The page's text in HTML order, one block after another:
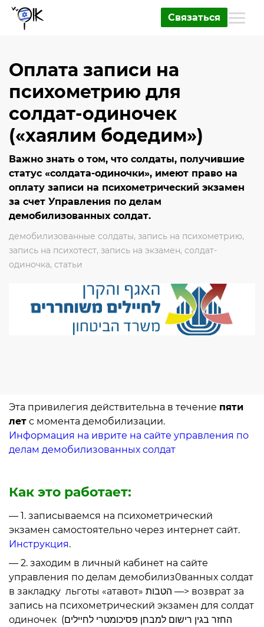
Связаться
Оплата записи на
психометрию для
солдат-одиночек
(«хаялим бодедим»)
Важно знать о том, что солдаты, получившие
статус «солдата-одиночки», имеют право на
оплату записи на психометрический экзамен
за счет Управления по делам
демобилизованных солдат.
демобилизованные солдаты, запись на психометрию,
запись на психотест, запись на экзамен, солдат-
одиночка, статьи
Эта привилегия действительна в течение пяти
лет с момента демобилизации.
Информация на иврите на сайте управления по
делам демобилизованных солдат
Как это работает:
— 1. записываемся на психометрический
экзамен самостоятельно через интернет сайт.
Инструкция.
— 2. заходим в личный кабинет на сайте
управления по делам демобилиз0ванных солдат
в закладку льготы «атавот» הטבות —> возврат за
запись на психометрический экзамен для солдат
одиночек (החזר בגין רישום למבחן פסיכומטרי לחיילים